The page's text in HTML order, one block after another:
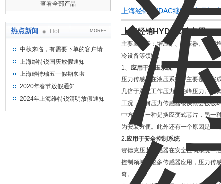
查看全部产品
热点新闻 Hot MORE+
中秋来临，有需要下单的客户请
提前下单
上海维特锐国庆放假通知
上海维特瑞五一假期来啦
2020年春节放假通知
2024年上海维特锐清明放假通知
上海经销HYDAC继电器产品概
上海经销HYDAC继电器
主要应用于：增压缸、增压器、气液
冷设备等领域。
1、 应用于液压系统
压力传感器在液压系统中主要是来完
几倍于系统工作压力的尖峰压力。在
工况，任何压力传感器很快就会被破
中方法，一种是换应变式芯片，另一
为安装方便。此外还有一个原因是压
2.应用于安全控制系统
贺德克压力传感器在安全控制系统中
控制领域有很多传感器应用，压力传
奇。